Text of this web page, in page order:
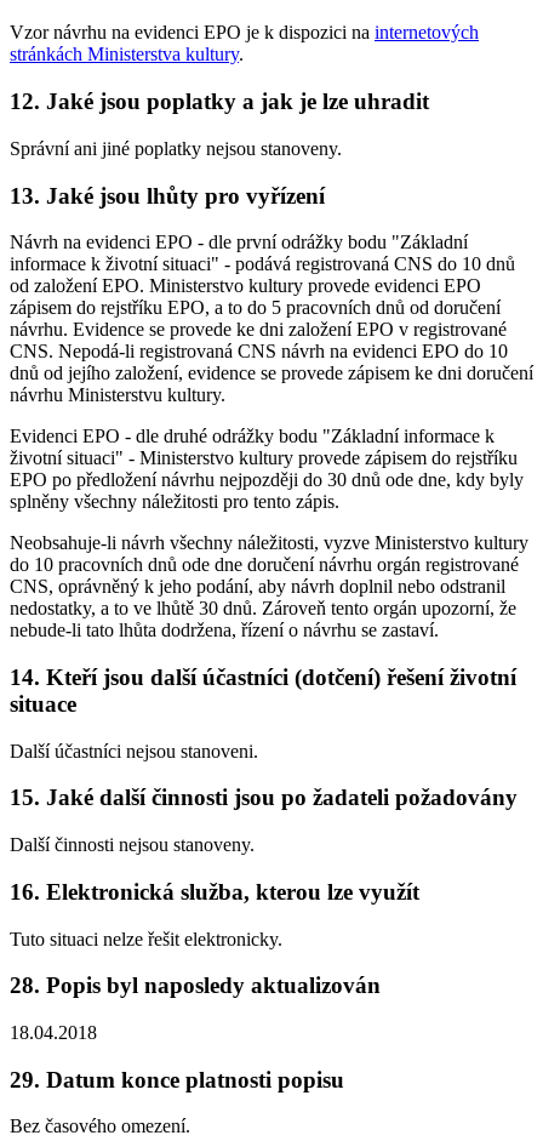
Vzor návrhu na evidenci EPO je k dispozici na internetových
stránkách Ministerstva kultury.
12. Jaké jsou poplatky a jak je lze uhradit
Správní ani jiné poplatky nejsou stanoveny.
13. Jaké jsou lhůty pro vyřízení
Návrh na evidenci EPO - dle první odrážky bodu "Základní
informace k životní situaci" - podává registrovaná CNS do 10 dnů
od založení EPO. Ministerstvo kultury provede evidenci EPO
zápisem do rejstříku EPO, a to do 5 pracovních dnů od doručení
návrhu. Evidence se provede ke dni založení EPO v registrované
CNS. Nepodá-li registrovaná CNS návrh na evidenci EPO do 10
dnů od jejího založení, evidence se provede zápisem ke dni doručení
návrhu Ministerstvu kultury.
Evidenci EPO - dle druhé odrážky bodu "Základní informace k
životní situaci" - Ministerstvo kultury provede zápisem do rejstříku
EPO po předložení návrhu nejpozději do 30 dnů ode dne, kdy byly
splněny všechny náležitosti pro tento zápis.
Neobsahuje-li návrh všechny náležitosti, vyzve Ministerstvo kultury
do 10 pracovních dnů ode dne doručení návrhu orgán registrované
CNS, oprávněný k jeho podání, aby návrh doplnil nebo odstranil
nedostatky, a to ve lhůtě 30 dnů. Zároveň tento orgán upozorní, že
nebude-li tato lhůta dodržena, řízení o návrhu se zastaví.
14. Kteří jsou další účastníci (dotčení) řešení životní
situace
Další účastníci nejsou stanoveni.
15. Jaké další činnosti jsou po žadateli požadovány
Další činnosti nejsou stanoveny.
16. Elektronická služba, kterou lze využít
Tuto situaci nelze řešit elektronicky.
28. Popis byl naposledy aktualizován
18.04.2018
29. Datum konce platnosti popisu
Bez časového omezení.